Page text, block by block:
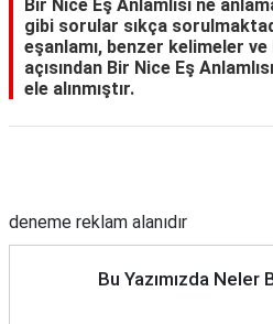
Bir Nice Eş Anlamlısı ne
gibi sorular sıkça
eşanlamı, benzer kelimeler ve
açısından Bir Nice Eş
ele alınmıştır.
deneme reklam alanıdır
Bu Yazımızda Neler